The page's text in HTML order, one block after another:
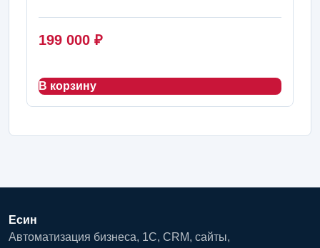
199 000 ₽
В корзину
Есин
Автоматизация бизнеса, 1С, CRM, сайты,